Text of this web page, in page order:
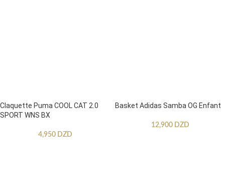
Claquette Puma COOL CAT 2.0
SPORT WNS BX
4,950 DZD
Basket Adidas Samba OG Enfant
12,900 DZD